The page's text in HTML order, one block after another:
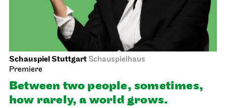
Schauspiel Stuttgart Schauspielhaus
Premiere
Between two people, sometimes,
how rarely, a world grows.